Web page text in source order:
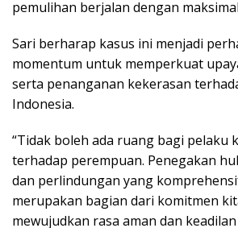
pemulihan berjalan dengan
Sari berharap kasus ini menjadi
momentum untuk memperkuat
serta penanganan kekerasan
Indonesia.
“Tidak boleh ada ruang bagi pelaku
terhadap perempuan. Penegakan
dan perlindungan yang
merupakan bagian dari komitmen
mewujudkan rasa aman dan